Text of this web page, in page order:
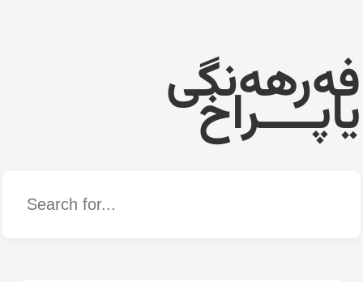
فەرهەنگی
یاپــــراخ
Word